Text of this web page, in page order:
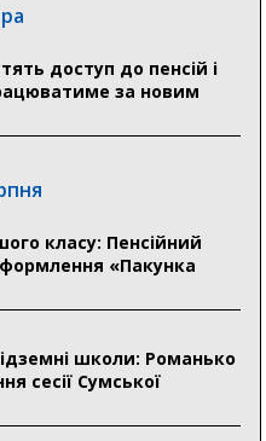
доступ до пенсій і
за новим
класу: Пенсійний
«Пакунка
школи: Романько
сесії Сумської